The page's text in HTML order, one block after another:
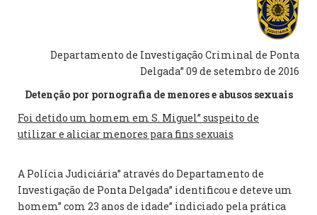
Departamento de Investigação Criminal de Ponta
Delgada” 09 de setembro de 2016
Detenção por pornografia de menores e abusos sexuais
Foi detido um homem em S. Miguel” suspeito de
utilizar e aliciar menores para fins sexuais
A Polícia Judiciária” através do Departamento de
Investigação de Ponta Delgada” identificou e deteve um
homem” com 23 anos de idade” indiciado pela prática